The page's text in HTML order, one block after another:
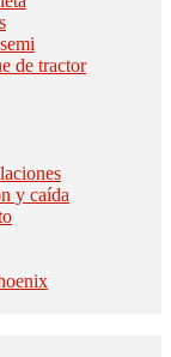
de tractor
y caída